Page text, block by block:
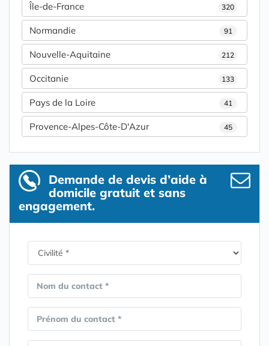
Île-de-France 320
Normandie 91
Nouvelle-Aquitaine 212
Occitanie 133
Pays de la Loire 41
Provence-Alpes-Côte-D'Azur 45
Demande de devis d’aide à
domicile gratuit et sans
engagement.
Nom du contact *
Prénom du contact *